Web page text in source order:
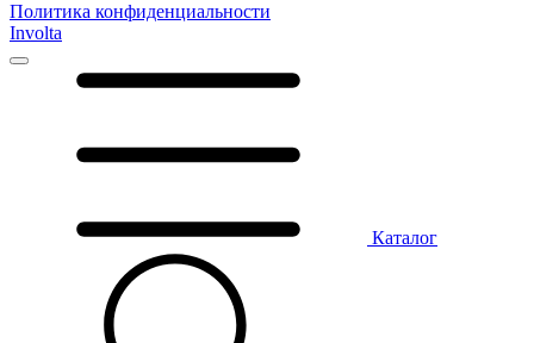
Политика конфиденциальности
Involta
Каталог